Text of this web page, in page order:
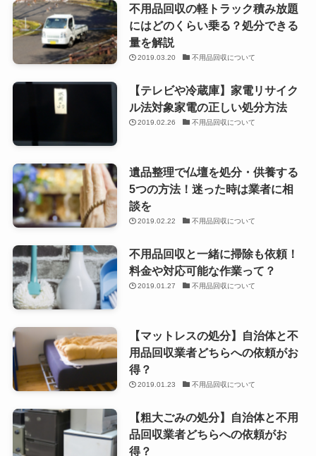
不用品回収の軽トラック積み放題
にはどのくらい乗る？処分できる
量を解説
2019.03.20 不用品回収について
【テレビや冷蔵庫】家電リサイク
ル法対象家電の正しい処分方法
2019.02.26 不用品回収について
遺品整理で仏壇を処分・供養する
5つの方法！迷った時は業者に相
談を
2019.02.22 不用品回収について
不用品回収と一緒に掃除も依頼！
料金や対応可能な作業って？
2019.01.27 不用品回収について
【マットレスの処分】自治体と不
用品回収業者どちらへの依頼がお
得？
2019.01.23 不用品回収について
【粗大ごみの処分】自治体と不用
品回収業者どちらへの依頼がお
得？